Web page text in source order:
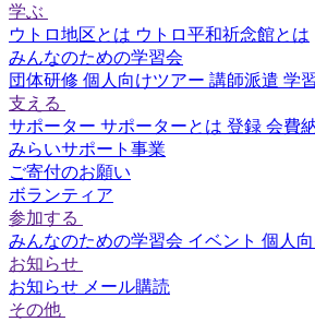
学ぶ
ウトロ地区とは ウトロ平和祈念館とは
みんなのための学習会
団体研修 個人向けツアー 講師派遣 学
支える
サポーター サポーターとは 登録 会費
みらいサポート事業
ご寄付のお願い
ボランティア
参加する
みんなのための学習会 イベント 個人
お知らせ
お知らせ メール購読
その他